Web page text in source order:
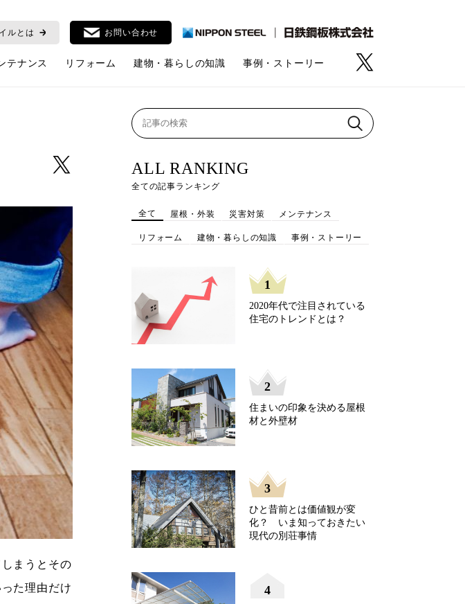
ルとは お問い合わせ
テナンス リフォーム 建物・暮らしの知識 事例・ストーリー
まうとその
た理由だけ
ALL RANKING
全ての記事ランキング
全て 屋根・外装 災害対策 メンテナンス
リフォーム 建物・暮らしの知識 事例・ストーリー
1
2020年代で注目されている
住宅のトレンドとは？
2
住まいの印象を決める屋根
材と外壁材
3
ひと昔前とは価値観が変
化？ いま知っておきたい
現代の別荘事情
4